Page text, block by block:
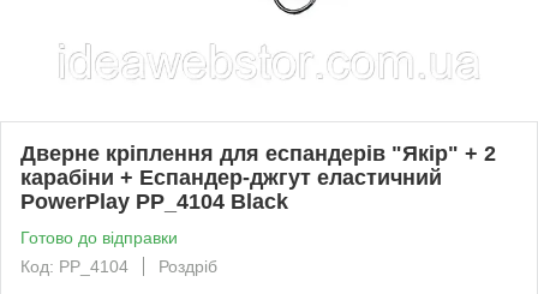
Дверне кріплення для еспандерів "Якір" + 2
карабіни + Еспандер-джгут еластичний
PowerPlay PP_4104 Black
Готово до відправки
Код: PP_4104
Роздріб